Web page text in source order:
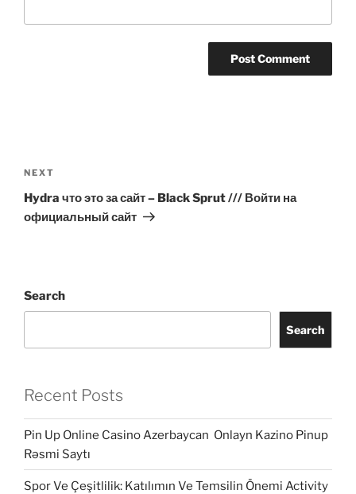
navigation
Next
Post
NEXT
Hydra что это за сайт – Black Sprut /// Войти на
официальный сайт
Search
Search
Recent Posts
Pin Up Online Casino Azerbaycan ️ Onlayn Kazino Pinup
Rəsmi Saytı
Spor Ve Çeşitlilik: Katılımın Ve Temsilin Önemi Activity